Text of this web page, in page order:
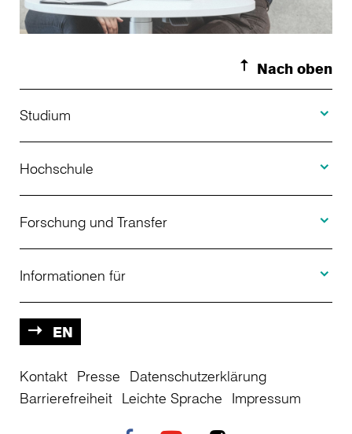
Nach oben
Studium
Studienangebot
Bewerbung
Studienberatung
Weiterbildung
Studienkolleg
Hochschule
Über uns
Aktuelles
Veranstaltungen
Einrichtungen
Stellenangebote
Forschung und Transfer
Projekte
Informationen für
Studieninteressierte
Studierende
EN
Kontakt Presse
Datenschutzerklärung
Barrierefreiheit Leichte Sprache Impressum